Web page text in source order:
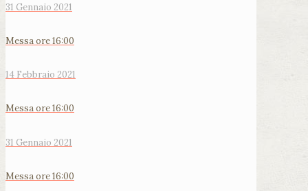
31 Gennaio 2021
Messa ore 16:00
14 Febbraio 2021
Messa ore 16:00
31 Gennaio 2021
Messa ore 16:00